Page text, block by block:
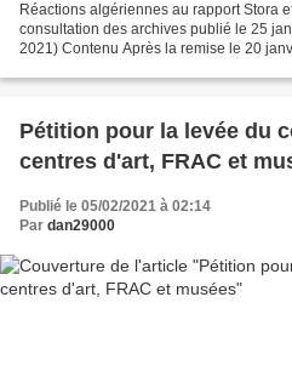
Réactions algériennes au rapport Stora
consultation des archives publié le 25
2021) Contenu Après la remise le 20
Pétition pour la levée du
centres d'art, FRAC et
Publié le 05/02/2021 à 02:14
Par dan29000